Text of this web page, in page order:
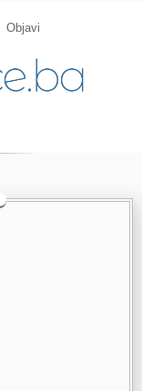
Objavi